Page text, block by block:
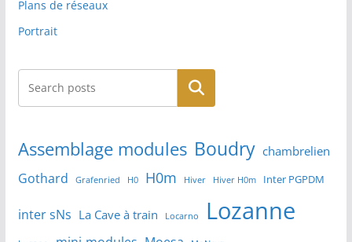
Plans de réseaux
Portrait
Rechercher
Assemblage modules Boudry chambrelien
Gothard Grafenried H0 H0m Hiver Hiver H0m Inter PGPDM
inter sNs La Cave à train Locarno Lozanne